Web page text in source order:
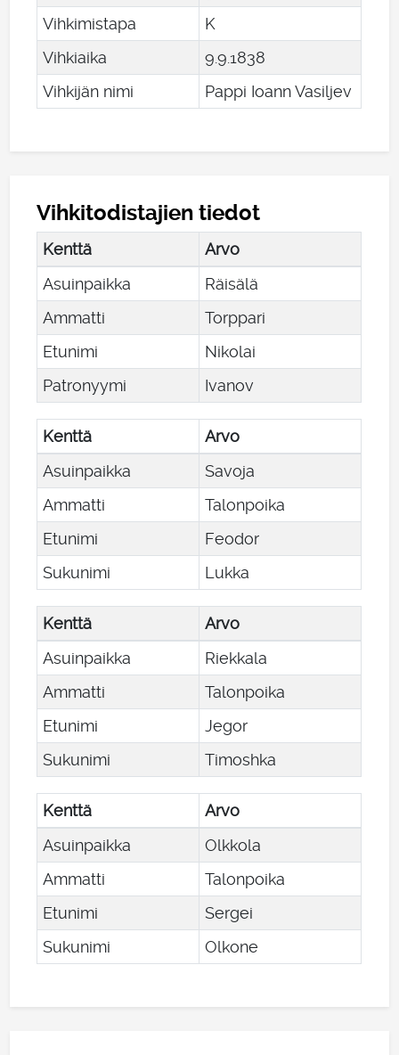
Vihkimistapa
K
Vihkiaika
991838
Vihkijän nimi
Pappi Ioann Vasiljev
Vihkitodistajien tiedot
Kenttä
Arvo
Asuinpaikka
Räisälä
Ammatti
Torppari
Etunimi
Nikolai
Patronyymi
Ivanov
Kenttä
Arvo
Asuinpaikka
Savoja
Ammatti
Talonpoika
Etunimi
Feodor
Sukunimi
Lukka
Kenttä
Arvo
Asuinpaikka
Riekkala
Ammatti
Talonpoika
Etunimi
Jegor
Sukunimi
Timoshka
Kenttä
Arvo
Asuinpaikka
Olkkola
Ammatti
Talonpoika
Etunimi
Sergei
Sukunimi
Olkone